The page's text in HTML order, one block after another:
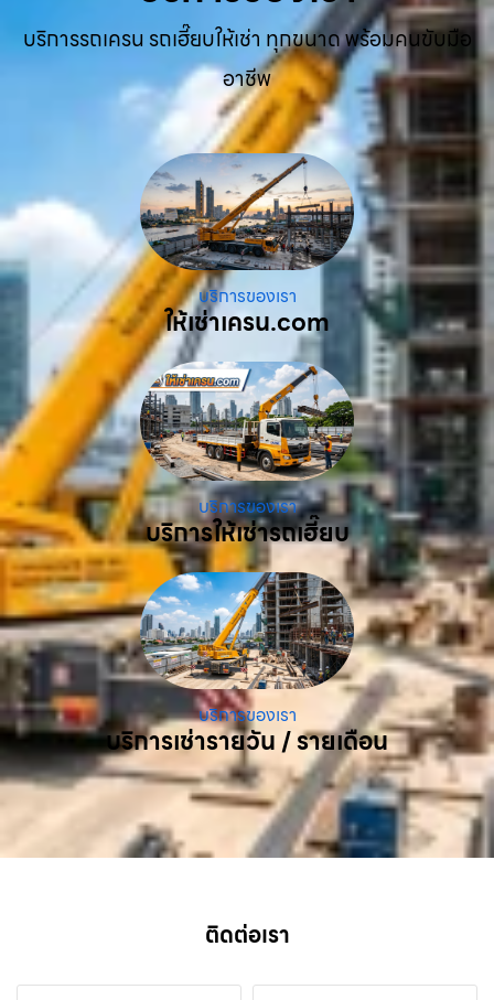
บริการรถเครน รถเฮี๊ยบให้เช่า ทุกขนาด พร้อมคนขับมือ
อาชีพ
บริการของเรา
ให้เช่าเครน.com
บริการของเรา
บริการให้เช่ารถเฮี๊ยบ
บริการของเรา
บริการเช่ารายวัน / รายเดือน
ติดต่อเรา